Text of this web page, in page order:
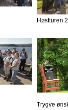
Høstturen
Trygve